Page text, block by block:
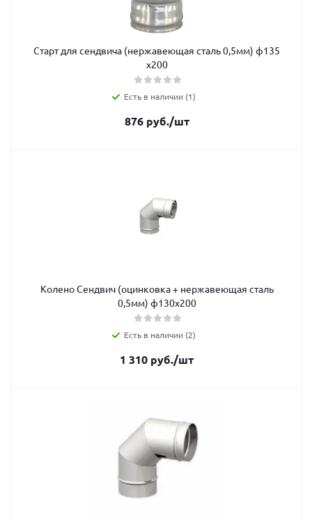
Старт для сендвича (нержавеющая сталь 0,5мм) ф135
х200
Есть в наличии (1)
876руб./шт
Колено Сендвич (оцинковка + нержавеющая сталь
0,5мм) ф130х200
Есть в наличии (2)
1 310 руб./шт